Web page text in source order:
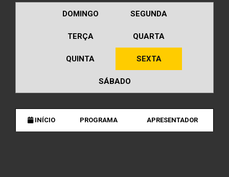
DOMINGO SEGUNDA
TERÇA QUARTA
QUINTA SEXTA
SÁBADO
INÍCIO PROGRAMA APRESENTADOR